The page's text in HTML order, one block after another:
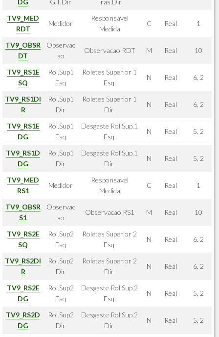
DG G.T.Dir Tras.Dir.
TV9_MED
RDT
Medidor
Responsavel
Medida
C Real 1
TV9_OBSR
DT
Observac
ao
Observacao RDT M Real 10
TV9_RS1E
SQ
Rol.Sup1
Esq
Roletes Superior 1
Esq.
N Real 6, 2
TV9_RS1DI
R
Rol.Sup1
Dir
Roletes Superior 1
Dir.
N Real 6, 2
TV9_RS1E
DG
Rol.Sup1
Esq
Desgaste Rol.Sup.1
Esq.
N Real 5, 2
TV9_RS1D
DG
Rol.Sup1
Dir
Desgaste Rol.Sup.1
Dir.
N Real 5, 2
TV9_MED
RS1
Medidor
Responsavel
Medida
C Real 1
TV9_OBSR
S1
Observac
ao
Observacao RS1 M Real 10
TV9_RS2E
SQ
Rol.Sup2
Esq
Roletes Superior 2
Esq.
N Real 6, 2
TV9_RS2DI
R
Rol.Sup2
Dir
Roletes Superior 2
Dir.
N Real 6, 2
TV9_RS2E
DG
Rol.Sup2
Esq
Desgaste Rol.Sup.2
Esq.
N Real 5, 2
TV9_RS2D
DG
Rol.Sup2
Dir
Desgaste Rol.Sup.2
Dir.
N Real 5, 2